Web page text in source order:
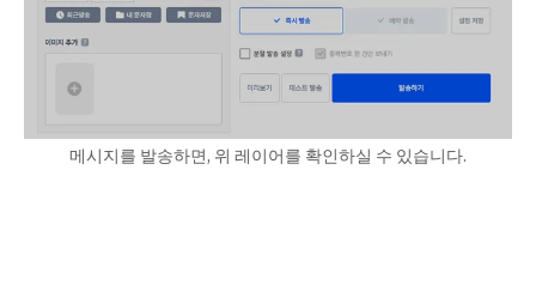
메시지를 발송하면, 위 레이어를 확인하실 수 있습니다.